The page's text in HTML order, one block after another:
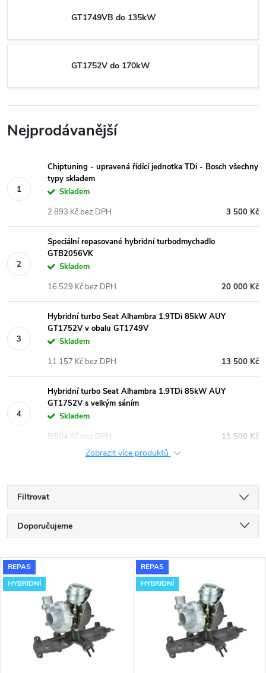
GT1749VB do 135kW
GT1752V do 170kW
Nejprodávanější
Chiptuning - upravená řídící jednotka TDi - Bosch všechny
typy skladem
Skladem
3 500 Kč
2 893 Kč bez DPH
Speciální repasované hybridní turbodmychadlo
GTB2056VK
Skladem
20 000 Kč
16 529 Kč bez DPH
Hybridní turbo Seat Alhambra 1.9TDi 85kW AUY
GT1752V v obalu GT1749V
Skladem
13 500 Kč
11 157 Kč bez DPH
Hybridní turbo Seat Alhambra 1.9TDi 85kW AUY
GT1752V s velkým sáním
Skladem
11 500 Kč
9 504 Kč bez DPH
Zobrazit více produktů
Filtrovat
Ř
a
z
Doporučujeme
Nejdražší
Nejprodávanější
Abecedně
V
ý
REPAS
HYBRIDNÍ
REPAS
HYBRIDNÍ